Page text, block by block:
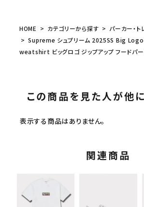
HOME カテゴリーから探す
パーカー・ト
Supreme シュプリーム 2025SS Big
weatshirt ビッグロゴ ジップアップ フードパー
この商品を見た人が他
表示する商品はありません。
関連商品